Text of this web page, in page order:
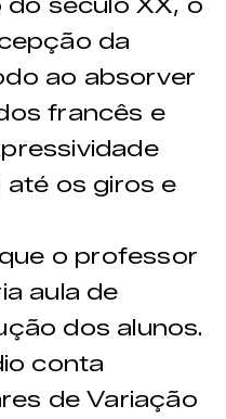
do século XX, o
da
ao absorver
francês e
os giros e
o professor
aula de
dos alunos.
conta
de Variação